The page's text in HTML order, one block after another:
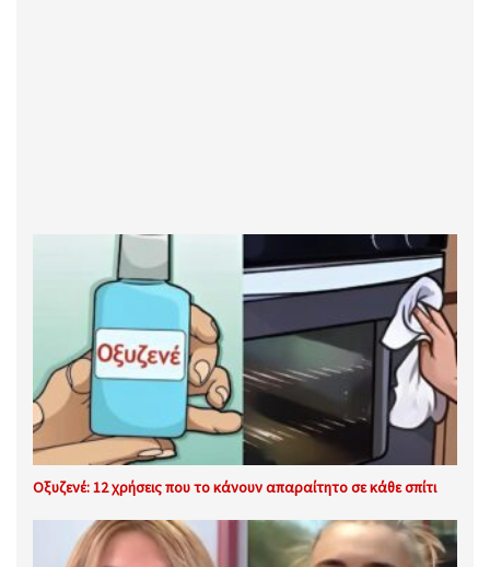
Οξυζενέ: 12 χρήσεις που το κάνουν απαραίτητο σε κάθε σπίτι